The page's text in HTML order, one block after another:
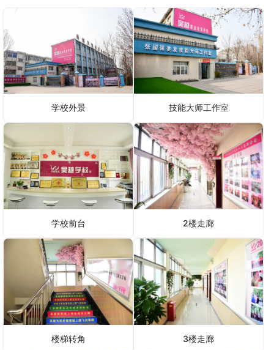
学校外景 技能大师工作室
学校前台 2楼走廊
楼梯转角 3楼走廊